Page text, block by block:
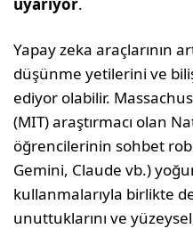
Yapay zeka araçlarının
düşünme yetilerini ve
ediyor olabilir.
(MIT) araştırmacı olan
öğrencilerinin sohbet
Gemini, Claude vb.)
kullanmalarıyla birlikte
unuttuklarını ve